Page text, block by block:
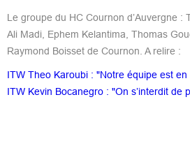
Le groupe du HC Cournon d’Auvergne
Ali Madi, Ephem Kelantima, Thomas
Raymond Boisset de Cournon. A relire :
ITW Theo Karoubi : "Notre équipe est
ITW Kevin Bocanegro : "On s’interdit de